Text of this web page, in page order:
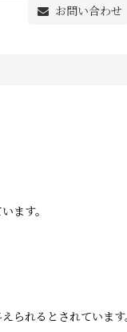
お問い合わせ
ます。
れるとされていま